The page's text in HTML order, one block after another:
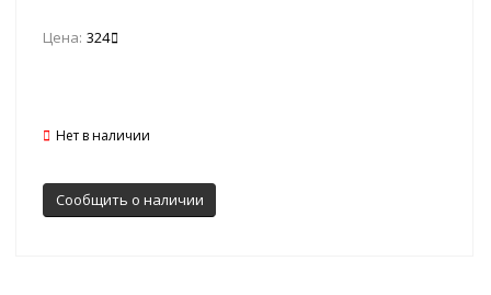
Цена: 324
Нет в наличии
Сообщить о наличии